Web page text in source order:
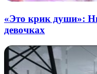
«Это крик души»:
девочках